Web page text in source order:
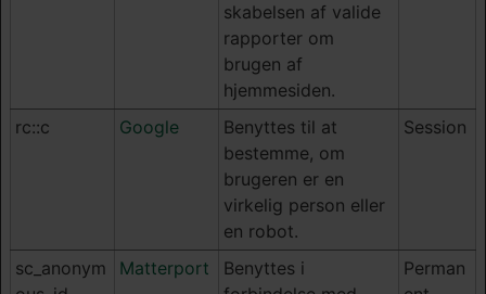
skabelsen af valide
rapporter om
brugen af
hjemmesiden.
rc::c Google
Benyttes til at
bestemme, om
brugeren er en
virkelig person eller
en robot.
Session
sc_anonym
Matterport
Benyttes i
Perman